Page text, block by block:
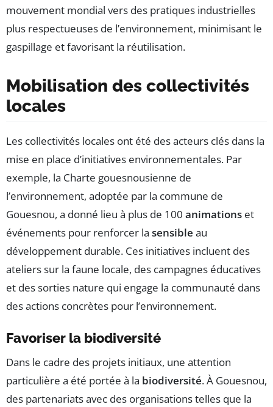
mouvement mondial vers des pratiques industrielles
plus respectueuses de l’environnement, minimisant le
gaspillage et favorisant la réutilisation.
Mobilisation des collectivités
locales
Les collectivités locales ont été des acteurs clés dans la
mise en place d’initiatives environnementales. Par
exemple, la Charte gouesnousienne de
l’environnement, adoptée par la commune de
Gouesnou, a donné lieu à plus de 100 animations et
événements pour renforcer la sensible au
développement durable. Ces initiatives incluent des
ateliers sur la faune locale, des campagnes éducatives
et des sorties nature qui engage la communauté dans
des actions concrètes pour l’environnement.
Favoriser la biodiversité
Dans le cadre des projets initiaux, une attention
particulière a été portée à la biodiversité. À Gouesnou,
des partenariats avec des organisations telles que la